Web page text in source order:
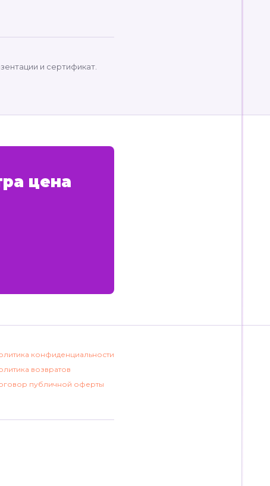
и сертификат.
цена
конфиденциальности
возвратов
публичной оферты